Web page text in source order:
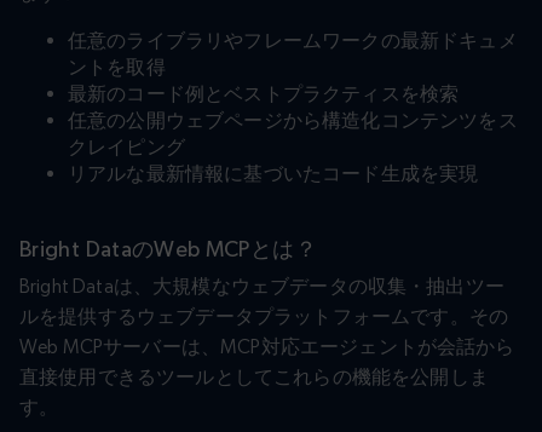
任意のライブラリやフレームワークの最新ドキュメ
ントを取得
最新のコード例とベストプラクティスを検索
任意の公開ウェブページから構造化コンテンツをス
クレイピング
リアルな最新情報に基づいたコード生成を実現
Bright DataのWeb MCPとは？
Bright Dataは、大規模なウェブデータの収集・抽出ツー
ルを提供するウェブデータプラットフォームです。その
Web MCPサーバーは、MCP対応エージェントが会話から
直接使用できるツールとしてこれらの機能を公開しま
す。